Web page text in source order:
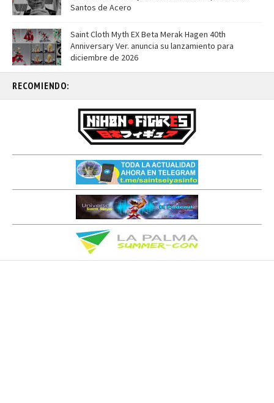
Santos de Acero
Saint Cloth Myth EX Beta Merak Hagen 40th
Anniversary Ver. anuncia su lanzamiento para
diciembre de 2026
RECOMIENDO: